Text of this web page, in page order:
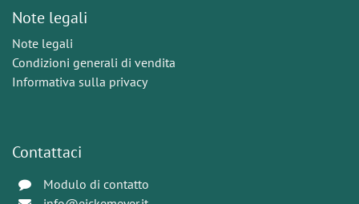
Note legali
Note legali
Condizioni generali di vendita
Informativa sulla privacy
Contattaci
Modulo di contatto